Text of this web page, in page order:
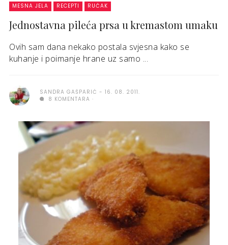
MESNA JELA RECEPTI RUČAK
Jednostavna pileća prsa u kremastom umaku
Ovih sam dana nekako postala svjesna kako se
kuhanje i poimanje hrane uz samo ...
SANDRA GAŠPARIĆ
16. 08. 2011.
8 KOMENTARA